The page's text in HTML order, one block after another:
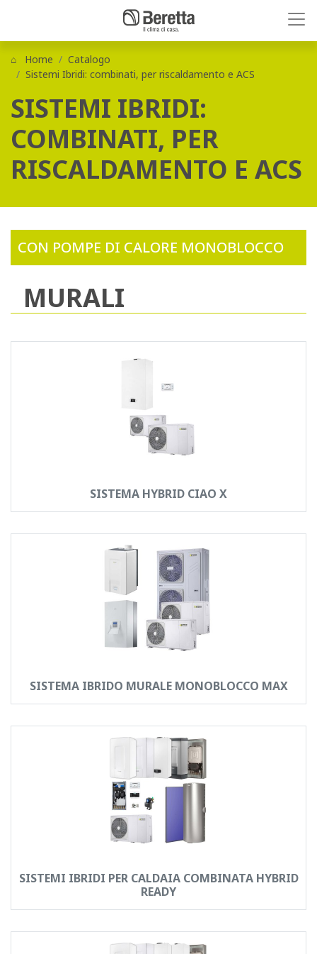
Home
Catalogo
Sistemi Ibridi: combinati, per riscaldamento e ACS
SISTEMI IBRIDI:
COMBINATI, PER
RISCALDAMENTO E ACS
CON POMPE DI CALORE MONOBLOCCO
MURALI
SISTEMA HYBRID CIAO X
SISTEMA IBRIDO MURALE MONOBLOCCO MAX
SISTEMI IBRIDI PER CALDAIA COMBINATA HYBRID
READY